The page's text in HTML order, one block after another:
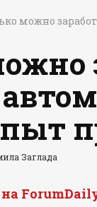
можно
Заглада